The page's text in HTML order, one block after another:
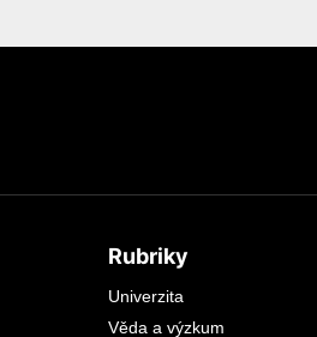
Rubriky
Univerzita
Věda a výzkum